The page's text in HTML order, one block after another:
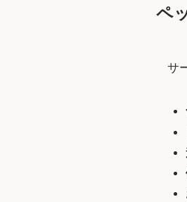
ペ
サ